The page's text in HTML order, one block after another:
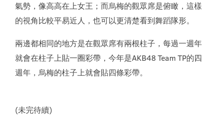
氣勢，像高高在上女王；而烏梅的觀眾席是俯瞰，這樣
的視角比較平易近人，也可以更清楚看到舞蹈隊形。
兩邊都相同的地方是在觀眾席有兩根柱子，每過一週年
就會在柱子上貼一圈彩帶，今年是AKB48 Team TP的四
週年，烏梅的柱子上就會貼四條彩帶。
(未完待續)